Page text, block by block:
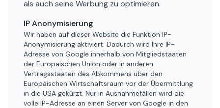
als auch seine Werbung zu optimieren.
IP Anonymisierung
Wir haben auf dieser Website die Funktion IP-
Anonymisierung aktiviert. Dadurch wird Ihre IP-
Adresse von Google innerhalb von Mitgliedstaaten
der Europäischen Union oder in anderen
Vertragsstaaten des Abkommens über den
Europäischen Wirtschaftsraum vor der Übermittlung
in die USA gekürzt. Nur in Ausnahmefällen wird die
volle IP-Adresse an einen Server von Google in den